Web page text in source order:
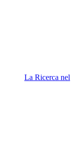
La Ricerca nel